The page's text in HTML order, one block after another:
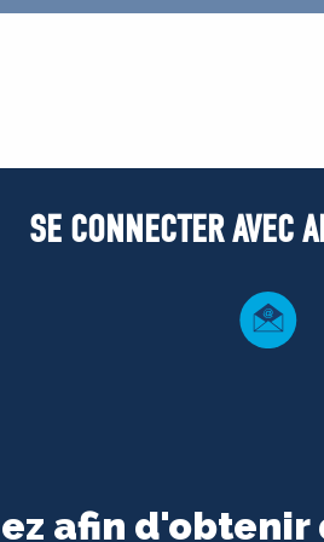
SE CONNECTER AVEC
afin d'obtenir